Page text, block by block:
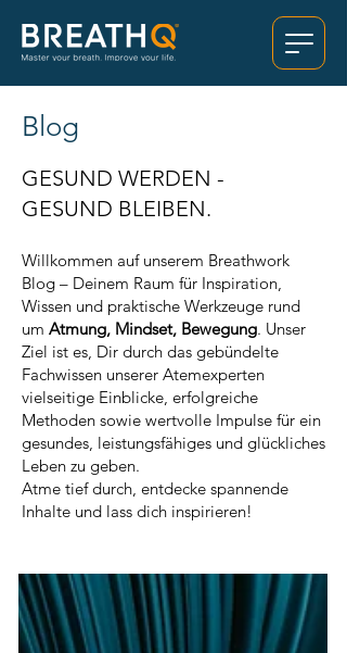
Blog
GESUND WERDEN -
GESUND BLEIBEN.
Willkommen auf unserem Breathwork
Blog – Deinem Raum für Inspiration,
Wissen und praktische Werkzeuge rund
um Atmung, Mindset, Bewegung. Unser
Ziel ist es, Dir durch das gebündelte
Fachwissen unserer Atemexperten
vielseitige Einblicke, erfolgreiche
Methoden sowie wertvolle Impulse für ein
gesundes, leistungsfähiges und glückliches
Leben zu geben.
Atme tief durch, entdecke spannende
Inhalte und lass dich inspirieren!